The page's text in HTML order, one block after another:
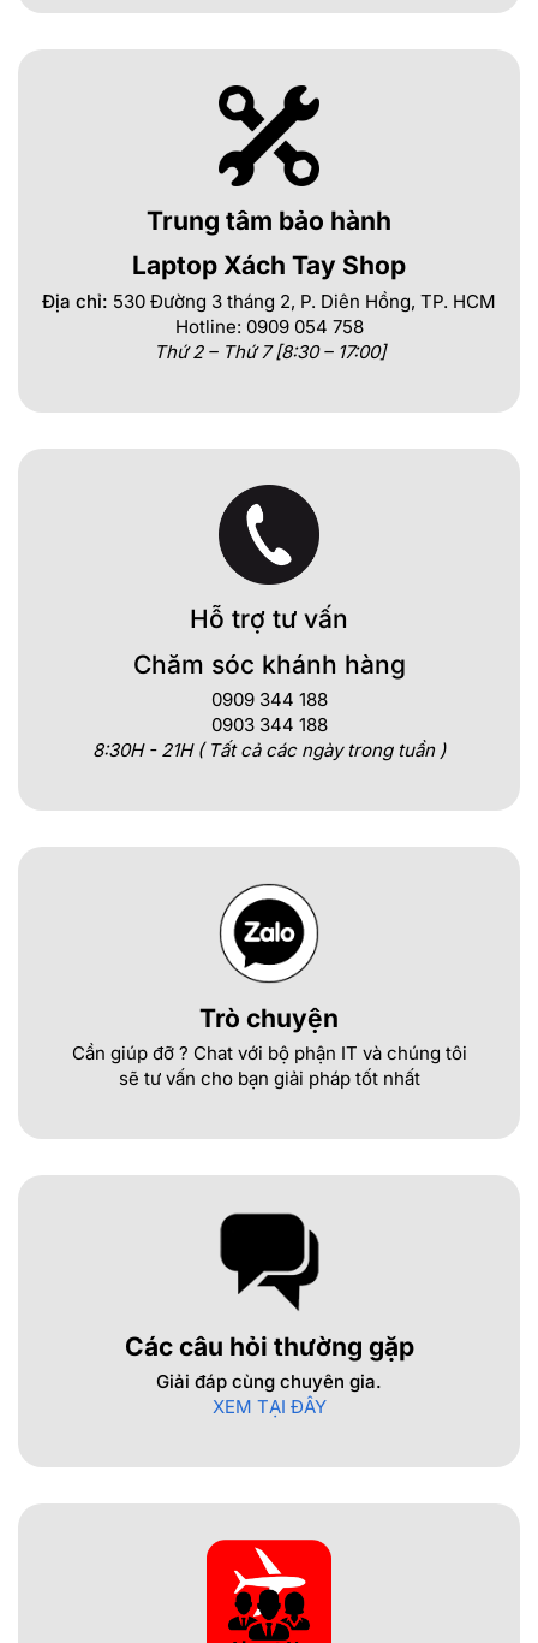
Trung tâm bảo hành
Laptop Xách Tay Shop
Địa chỉ: 530 Đường 3 tháng 2, P. Diên Hồng, TP. HCM
Hotline: 0909 054 758
Thứ 2 – Thứ 7 [8:30 – 17:00]
Hỗ trợ tư vấn
Chăm sóc khánh hàng
0909 344 188
0903 344 188
8:30H - 21H ( Tất cả các ngày trong tuần )
Trò chuyện
Cần giúp đỡ ? Chat với bộ phận IT và chúng tôi
sẽ tư vấn cho bạn giải pháp tốt nhất
Các câu hỏi thường gặp
Giải đáp cùng chuyên gia.
XEM TẠI ĐÂY